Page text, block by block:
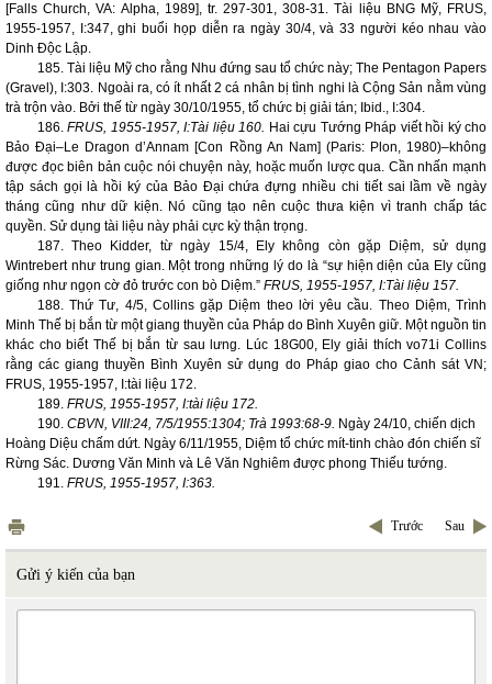
[Falls Church,VA: Alpha, 1989], tr. 297-301, 308-31. Tài liệu BNG Mỹ, FRUS,
1955-1957, I:347, ghi buổi họp diễn ra ngày 30/4, và 33 người kéo nhau vào
Dinh Độc Lập.
185. Tài liệu Mỹ cho rằng Nhu đứng sau tổ chức này; The Pentagon Papers
(Gravel), I:303. Ngoài ra, có ít nhất 2 cá nhân bị tình nghi là Cộng Sản nằm vùng
trà trộn vào. Bởi thế từ ngày 30/10/1955, tổ chức bị giải tán; Ibid., I:304.
186.FRUS, 1955-1957, I:Tài liệu 160. Hai cựu Tướng Pháp viết hồi ký cho
Bảo Đại–Le Dragon d’Annam [Con Rồng An Nam] (Paris: Plon, 1980)–không
được đọc biên bản cuộc nói chuyện này, hoặc muốn lược qua. Cần nhấn mạnh
tập sách gọi là hồi ký của Bảo Đại chứa đựng nhiều chi tiết sai lầm về ngày
tháng cũng như dữ kiện. Nó cũng tạo nên cuộc thưa kiện vì tranh chấp tác
quyền. Sử dụng tài liệu này phải cực kỳ thận trọng.
187. Theo Kidder, từ ngày 15/4, Ely không còn gặp Diệm, sử dụng
Wintrebert như trung gian. Một trong những lý do là “sự hiện diện của Ely cũng
giống như ngọn cờ đỏ trước con bò Diệm.” FRUS, 1955-1957, I:Tài liệu 157.
188. Thứ Tư, 4/5, Collins gặp Diệm theo lời yêu cầu. Theo Diệm, Trình
Minh Thế bị bắn từ một giang thuyền của Pháp do Bình Xuyên giữ. Một nguồn tin
khác cho biết Thế bị bắn từ sau lưng. Lúc 18G00, Ely giải thích vo71i Collins
rằng các giang thuyền Bình Xuyên sử dụng do Pháp giao cho Cảnh sát VN;
FRUS, 1955-1957, I:tài liệu 172.
189. FRUS, 1955-1957, I:tài liệu 172.
190. CBVN, VIII:24, 7/5/1955:1304; Trà 1993:68-9. Ngày 24/10, chiến dịch
Hoàng Diệu chấm dứt. Ngày 6/11/1955, Diệm tổ chức mít-tinh chào đón chiến sĩ
Rừng Sác. Dương Văn Minh và Lê Văn Nghiêm được phong Thiếu tướng.
191. FRUS, 1955-1957, I:363.
Trước Sau
Gửi ý kiến của bạn